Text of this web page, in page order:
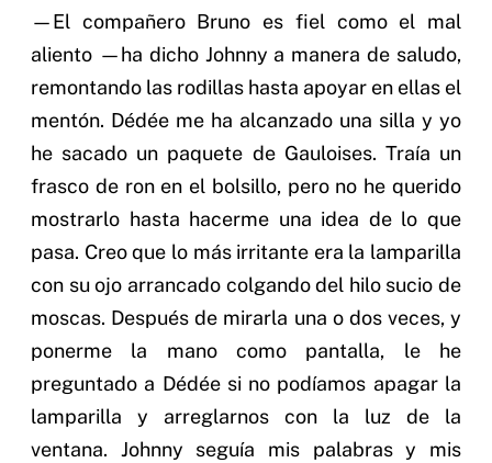
—El compañero Bruno es fiel como el mal
aliento —ha dicho Johnny a manera de saludo,
remontando las rodillas hasta apoyar en ellas el
mentón. Dédée me ha alcanzado una silla y yo
he sacado un paquete de Gauloises. Traía un
frasco de ron en el bolsillo, pero no he querido
mostrarlo hasta hacerme una idea de lo que
pasa. Creo que lo más irritante era la lamparilla
con su ojo arrancado colgando del hilo sucio de
moscas. Después de mirarla una o dos veces, y
ponerme la mano como pantalla, le he
preguntado a Dédée si no podíamos apagar la
lamparilla y arreglarnos con la luz de la
ventana. Johnny seguía mis palabras y mis